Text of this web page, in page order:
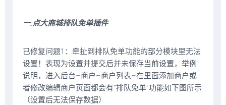
一.点大商城排队免单插件
已修复问题1：牵扯到排队免单功能的部分模块里无法
设置！表现为设置并提交后并未保存当前设置，举例
说明，进入后台–商户–商户列表–在里面添加商户或
者修改编辑商户页面都会有”排队免单”功能如下图所示
（设置后无法保存数据）